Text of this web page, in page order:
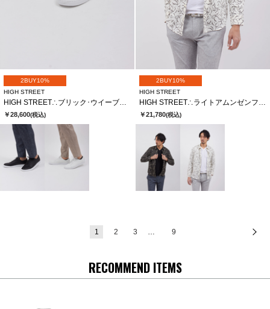
2BUY10%
HIGH STREET
￥28,600(税込)
2BUY10%
HIGH STREET
￥21,780(税込)
1 2 3 9
RECOMMEND ITEMS